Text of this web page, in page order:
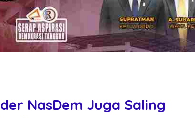
NasDem Juga Saling